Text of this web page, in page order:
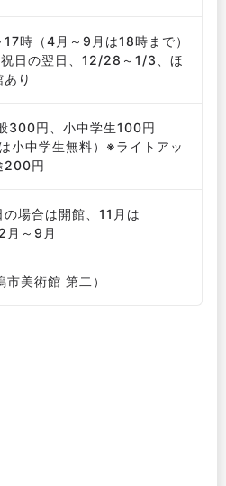
時（4月～9月は18時まで）
日の翌日、12/28～1/3、ほ
り
300円、小中学生100円
は小中学生無料）※ライトアッ
200円
場合は開館、11月は
月～9月
市美術館 第二）